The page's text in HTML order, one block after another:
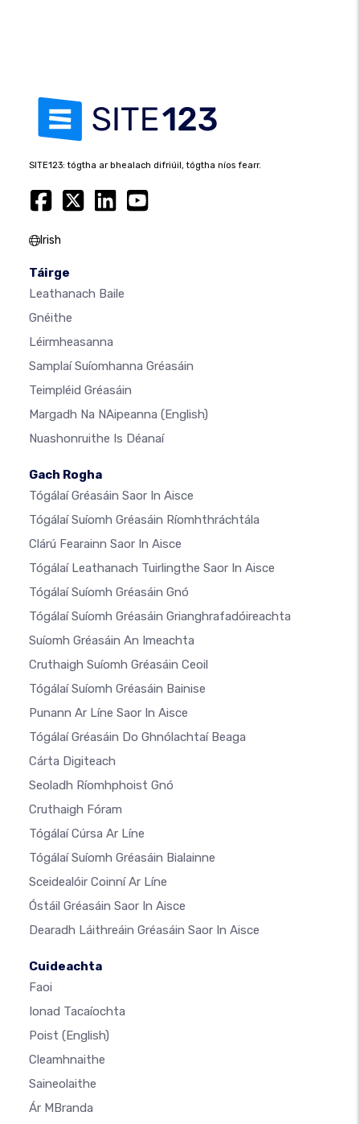
SITE123: tógtha ar bhealach difriúil, tógtha níos fearr.
Irish
Táirge
Leathanach Baile
Gnéithe
Léirmheasanna
Samplaí Suíomhanna Gréasáin
Teimpléid Gréasáin
Margadh Na NAipeanna (English)
Nuashonruithe Is Déanaí
Gach Rogha
Tógálaí Gréasáin Saor In Aisce
Tógálaí Suíomh Gréasáin Ríomhthráchtála
Clárú Fearainn Saor In Aisce
Tógálaí Leathanach Tuirlingthe Saor In Aisce
Tógálaí Suíomh Gréasáin Gnó
Tógálaí Suíomh Gréasáin Grianghrafadóireachta
Suíomh Gréasáin An Imeachta
Cruthaigh Suíomh Gréasáin Ceoil
Tógálaí Suíomh Gréasáin Bainise
Punann Ar Líne Saor In Aisce
Tógálaí Gréasáin Do Ghnólachtaí Beaga
Cárta Digiteach
Seoladh Ríomhphoist Gnó
Cruthaigh Fóram
Tógálaí Cúrsa Ar Líne
Tógálaí Suíomh Gréasáin Bialainne
Sceidealóir Coinní Ar Líne
Óstáil Gréasáin Saor In Aisce
Dearadh Láithreáin Gréasáin Saor In Aisce
Cuideachta
Faoi
Ionad Tacaíochta
Poist (English)
Cleamhnaithe
Saineolaithe
Ár MBranda